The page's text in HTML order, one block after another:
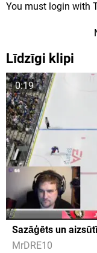
You must login with
Līdzīgi klipi
0:19
Sazāģēts un
MrDRE10